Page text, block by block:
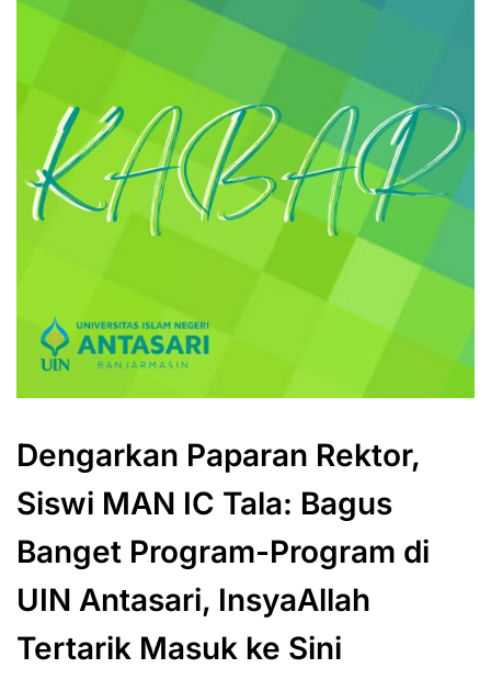
Dengarkan Paparan Rektor,
Siswi MAN IC Tala: Bagus
Banget Program-Program di
UIN Antasari, InsyaAllah
Tertarik Masuk ke Sini